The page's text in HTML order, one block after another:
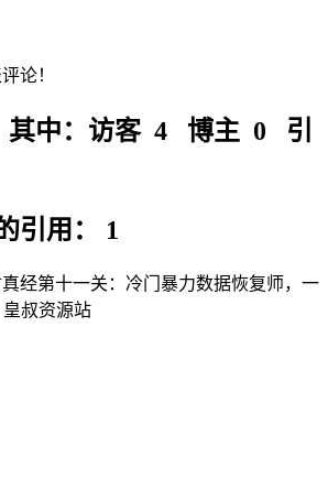
论！
其中：访客 4 博主 0 引
引用： 1
经第十一关：冷门暴力数据恢复师，一
皇叔资源站